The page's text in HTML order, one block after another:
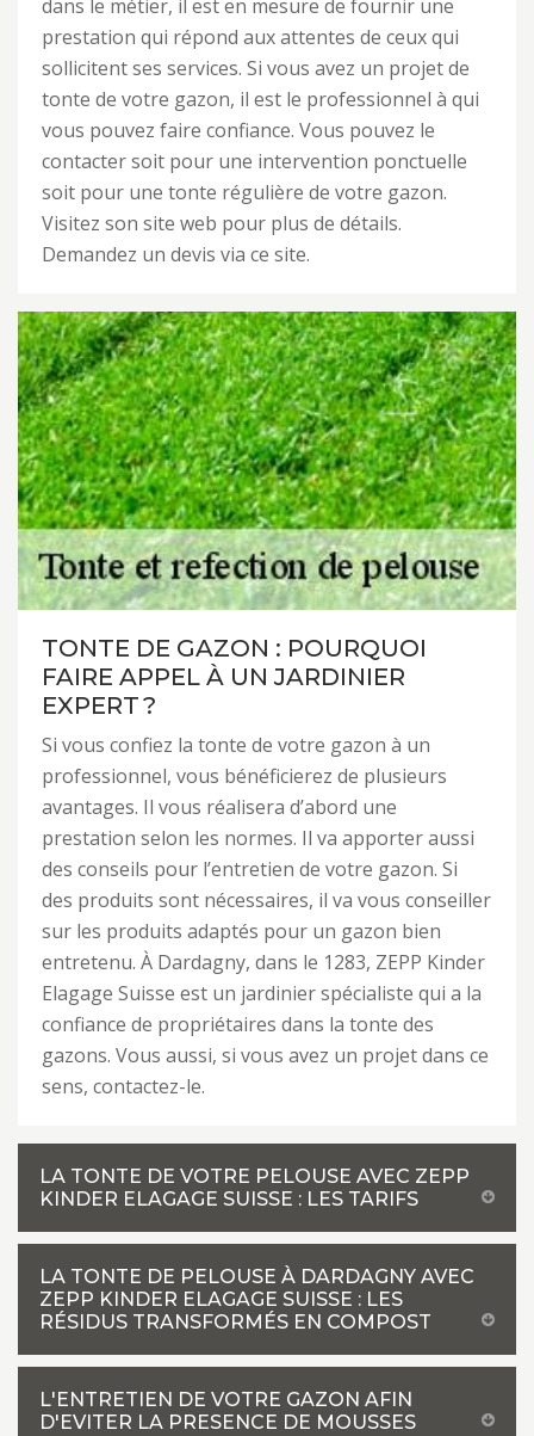
dans le métier, il est en mesure de fournir une
prestation qui répond aux attentes de ceux qui
sollicitent ses services. Si vous avez un projet de
tonte de votre gazon, il est le professionnel à qui
vous pouvez faire confiance. Vous pouvez le
contacter soit pour une intervention ponctuelle
soit pour une tonte régulière de votre gazon.
Visitez son site web pour plus de détails.
Demandez un devis via ce site.
TONTE DE GAZON : POURQUOI
FAIRE APPEL À UN JARDINIER
EXPERT ?
Si vous confiez la tonte de votre gazon à un
professionnel, vous bénéficierez de plusieurs
avantages. Il vous réalisera d’abord une
prestation selon les normes. Il va apporter aussi
des conseils pour l’entretien de votre gazon. Si
des produits sont nécessaires, il va vous conseiller
sur les produits adaptés pour un gazon bien
entretenu. À Dardagny, dans le 1283, ZEPP Kinder
Elagage Suisse est un jardinier spécialiste qui a la
confiance de propriétaires dans la tonte des
gazons. Vous aussi, si vous avez un projet dans ce
sens, contactez-le.
LA TONTE DE VOTRE PELOUSE AVEC ZEPP
KINDER ELAGAGE SUISSE : LES TARIFS
LA TONTE DE PELOUSE À DARDAGNY AVEC
ZEPP KINDER ELAGAGE SUISSE : LES
RÉSIDUS TRANSFORMÉS EN COMPOST
L'ENTRETIEN DE VOTRE GAZON AFIN
D'EVITER LA PRESENCE DE MOUSSES